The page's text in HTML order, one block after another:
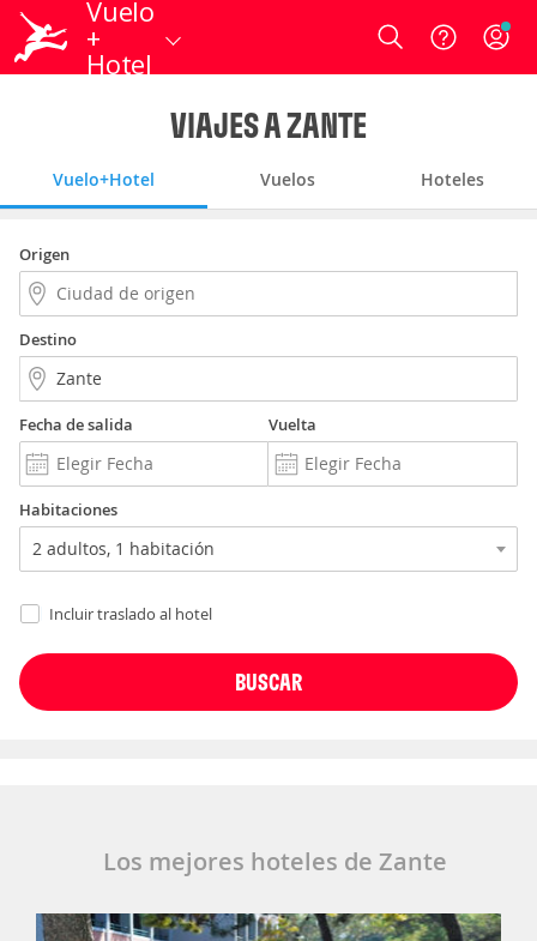
Vuelo
+
Hotel
Login
VIAJES A ZANTE
Vuelo+Hotel Vuelos Hoteles
Origen
Destino
Fecha de salida Vuelta
Habitaciones
Incluir traslado al hotel
Los mejores hoteles de Zante